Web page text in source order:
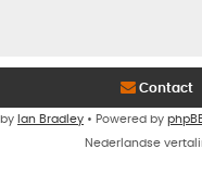
Contact
Ian Bradley • Powered by
Nederlandse